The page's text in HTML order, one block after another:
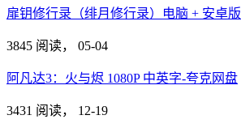
扉钥修行录（绯月修行录）电脑 + 安卓版
3845 阅读， 05-04
阿凡达3：火与烬 1080P 中英字-夸克网盘
3431 阅读， 12-19